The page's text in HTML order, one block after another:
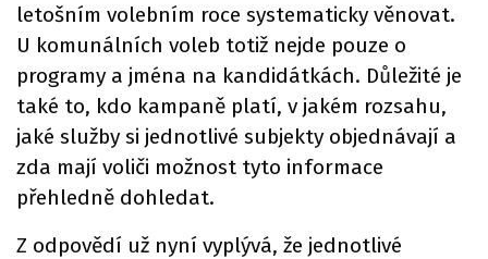
letošním volebním roce systematicky věnovat.
U komunálních voleb totiž nejde pouze o
programy a jména na kandidátkách. Důležité je
také to, kdo kampaně platí, v jakém rozsahu,
jaké služby si jednotlivé subjekty objednávají a
zda mají voliči možnost tyto informace
přehledně dohledat.
Z odpovědí už nyní vyplývá, že jednotlivé